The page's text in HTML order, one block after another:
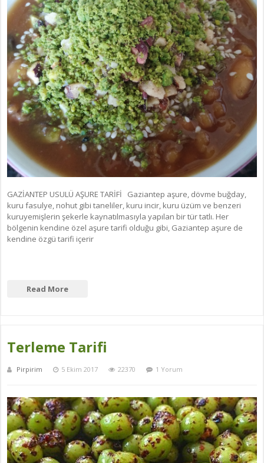
GAZİANTEP USULÜ AŞURE TARİFİ Gaziantep aşure, dövme buğday,
kuru fasulye, nohut gibi taneliler, kuru incir, kuru üzüm ve benzeri
kuruyemişlerin şekerle kaynatılmasıyla yapılan bir tür tatlı. Her
bölgenin kendine özel aşure tarifi olduğu gibi, Gaziantep aşure de
kendine özgü tarifi içerir
Read More
Terleme Tarifi
Pirpirim 5 Ekim 2017 22370 1 Yorum